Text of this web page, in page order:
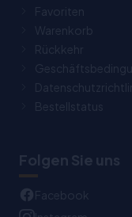
Favoriten
Warenkorb
Rückkehr
Bestellstatus
Folgen Sie uns
Facebook